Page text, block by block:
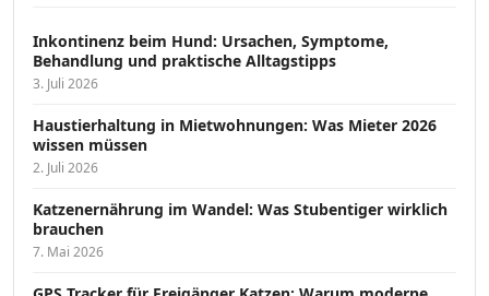
Inkontinenz beim Hund: Ursachen, Symptome,
Behandlung und praktische Alltagstipps
3. Juli 2026
Haustierhaltung in Mietwohnungen: Was Mieter 2026
wissen müssen
2. Juli 2026
Katzenernährung im Wandel: Was Stubentiger wirklich
brauchen
7. Mai 2026